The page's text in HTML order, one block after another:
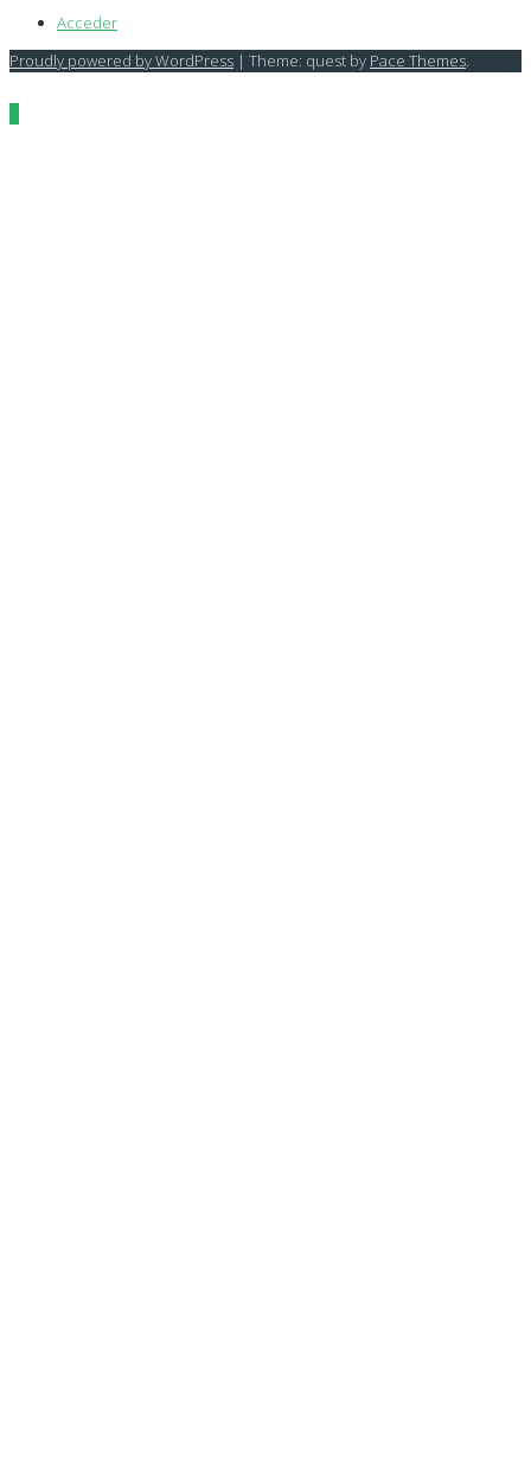
Acceder
Proudly powered by WordPress | Theme: quest by Pace Themes.